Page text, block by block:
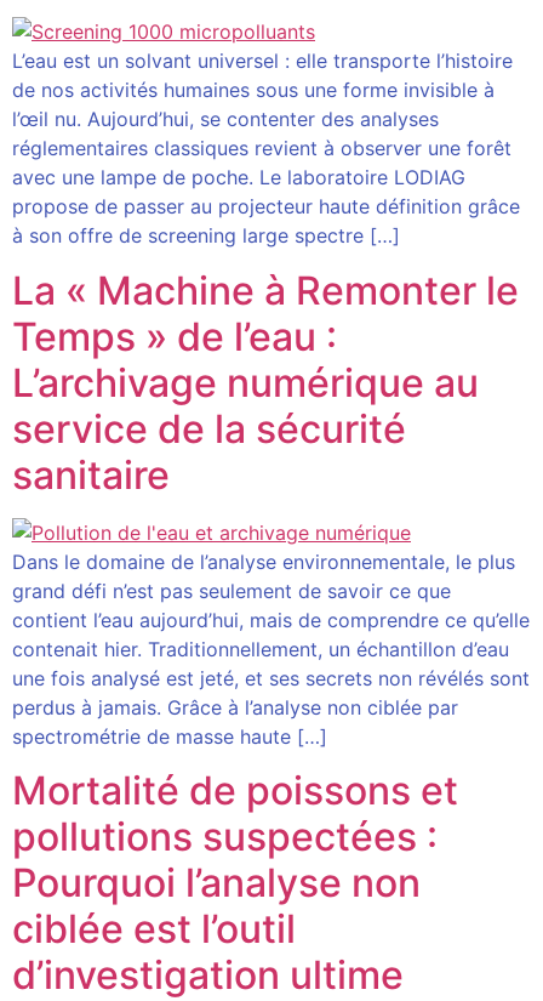
L’eau est un solvant universel : elle transporte l’histoire
de nos activités humaines sous une forme invisible à
l’œil nu. Aujourd’hui, se contenter des analyses
réglementaires classiques revient à observer une forêt
avec une lampe de poche. Le laboratoire LODIAG
propose de passer au projecteur haute définition grâce
à son offre de screening large spectre […]
La « Machine à Remonter le
Temps » de l’eau :
L’archivage numérique au
service de la sécurité
sanitaire
Dans le domaine de l’analyse environnementale, le plus
grand défi n’est pas seulement de savoir ce que
contient l’eau aujourd’hui, mais de comprendre ce qu’elle
contenait hier. Traditionnellement, un échantillon d’eau
une fois analysé est jeté, et ses secrets non révélés sont
perdus à jamais. Grâce à l’analyse non ciblée par
spectrométrie de masse haute […]
Mortalité de poissons et
pollutions suspectées :
Pourquoi l’analyse non
ciblée est l’outil
d’investigation ultime